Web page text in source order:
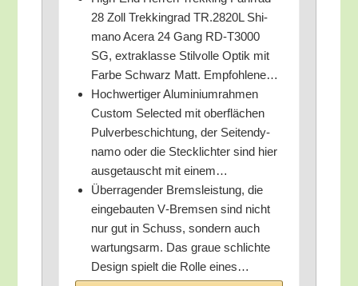
28 Zoll Trek­king­rad TR.2820L Shi­
ma­no Acera 24 Gang RD-T3000
SG, extra­klas­se Stil­vol­le Optik mit
Far­be Schwarz Matt. Empfohlene…
Hoch­wer­ti­ger Alu­mi­ni­um­rah­men
Cus­tom Sel­ec­ted mit ober­flä­chen
Pul­ver­be­schich­tung, der Sei­ten­dy­
na­mo oder die Steck­lich­ter sind hier
aus­ge­tauscht mit einem…
Über­ra­gen­der Brems­leis­tung, die
ein­ge­bau­ten V‑Bremsen sind nicht
nur gut in Schuss, son­dern auch
war­tungs­arm. Das graue schlich­te
Design spielt die Rol­le eines…